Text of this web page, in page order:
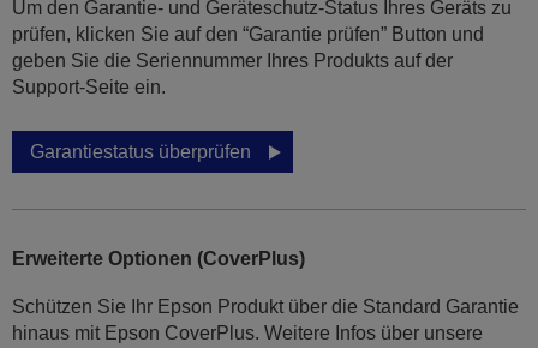
Um den Garantie- und Geräteschutz-Status Ihres Geräts zu
prüfen, klicken Sie auf den “Garantie prüfen” Button und
geben Sie die Seriennummer Ihres Produkts auf der
Support-Seite ein.
Garantiestatus überprüfen
Erweiterte Optionen (CoverPlus)
Schützen Sie Ihr Epson Produkt über die Standard Garantie
hinaus mit Epson CoverPlus. Weitere Infos über unsere